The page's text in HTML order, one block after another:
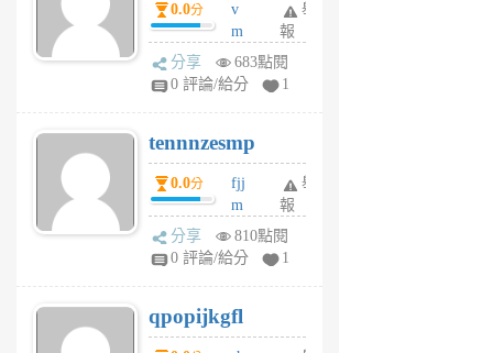
月
前
0.0分
v
m
sg
sr
6
個
月
前
舉
報
分享
683點閱
0 評論/給分
1
tennnzesmp
0.0分
fjj
m
w
rs
6
個
舉
報
分享
810點閱
0 評論/給分
1
qpopijkgfl